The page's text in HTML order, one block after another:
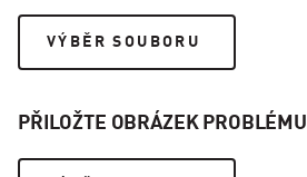
VÝBĚR SOUBORU
PŘILOŽTE OBRÁZEK PROBLÉMU